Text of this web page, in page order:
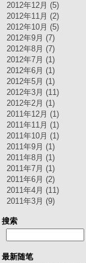
2012年12月 (5)
2012年11月 (2)
2012年10月 (5)
2012年9月 (7)
2012年8月 (7)
2012年7月 (1)
2012年6月 (1)
2012年5月 (1)
2012年3月 (11)
2012年2月 (1)
2011年12月 (1)
2011年11月 (1)
2011年10月 (1)
2011年9月 (1)
2011年8月 (1)
2011年7月 (1)
2011年6月 (2)
2011年4月 (11)
2011年3月 (9)
搜索
最新随笔